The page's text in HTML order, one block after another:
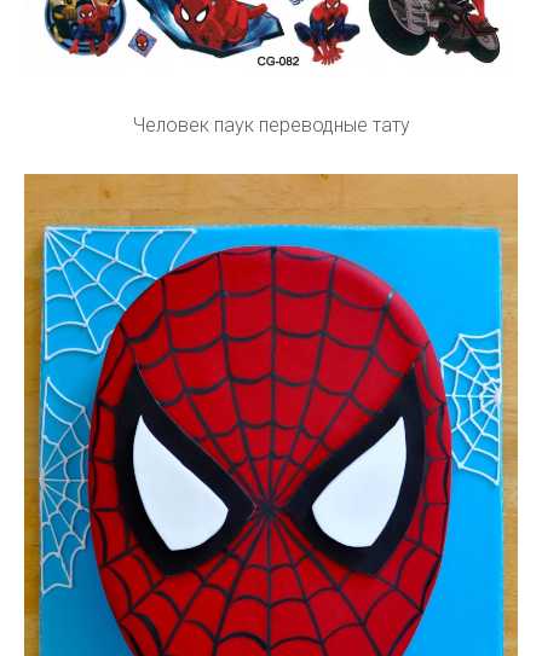
Человек паук переводные тату